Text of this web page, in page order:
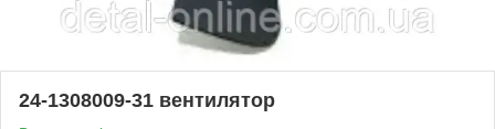
24-1308009-31 вентилятор